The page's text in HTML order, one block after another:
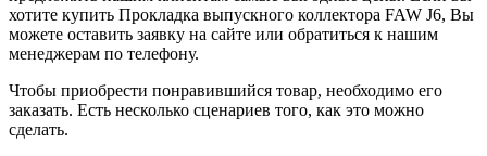
хотите купить Прокладка выпускного коллектора FAW J6, Вы
можете оставить заявку на сайте или обратиться к нашим
менеджерам по телефону.
Чтобы приобрести понравившийся товар, необходимо его
заказать. Есть несколько сценариев того, как это можно
сделать.